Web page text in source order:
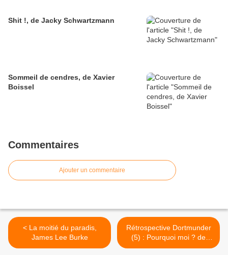
Shit !, de Jacky Schwartzmann
Sommeil de cendres, de Xavier
Boissel
Commentaires
Ajouter un commentaire
< La moitié du paradis,
James Lee Burke
Rétrospective Dortmunder
(5) : Pourquoi moi ? de
Donald Westlake >